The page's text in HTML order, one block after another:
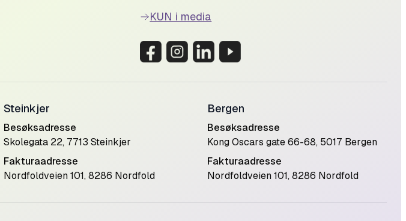
KUN i media
Steinkjer
Besøksadresse
Skolegata 22, 7713 Steinkjer
Fakturaadresse
Nordfoldveien 101, 8286 Nordfold
Bergen
Besøksadresse
Kong Oscars gate 66-68, 5017 Bergen
Fakturaadresse
Nordfoldveien 101, 8286 Nordfold